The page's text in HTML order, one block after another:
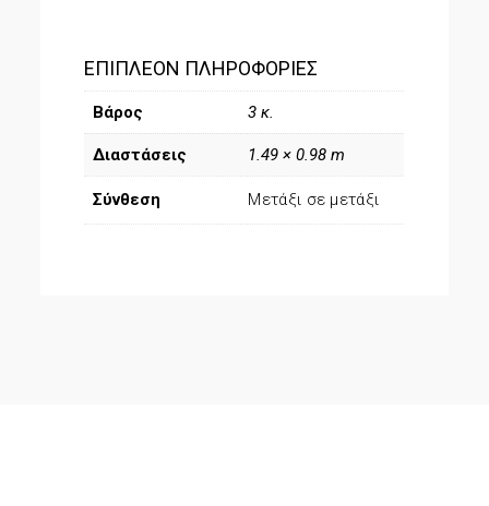
ΕΠΙΠΛΈΟΝ ΠΛΗΡΟΦΟΡΊΕΣ
Βάρος 3 κ.
Διαστάσεις 1.49 × 0.98 m
Σύνθεση Μετάξι σε μετάξι